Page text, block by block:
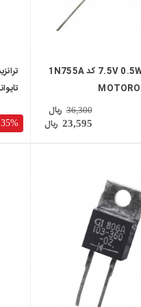
دیود زنر 7.5V 0.5W کد 1N755A
23,595 ریال
36,300 ریال
35%